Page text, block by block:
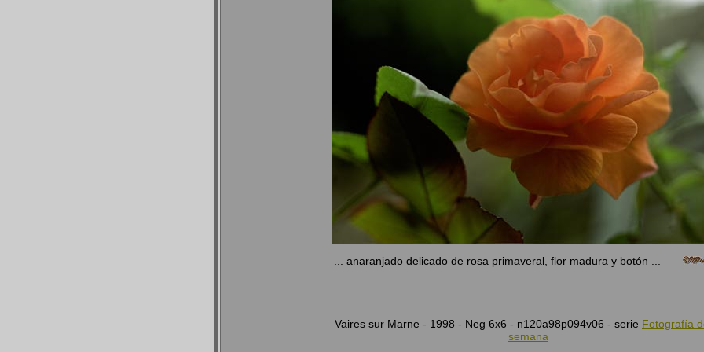
... anaranjado delicado de rosa primaveral, flor madura y botón ...
Vaires sur Marne - 1998 - Neg 6x6 - n120a98p094v06 - serie Fotografía
semana